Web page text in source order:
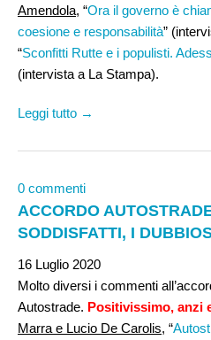
Amendola, “Ora il governo è
coesione e responsabilità”
“Sconfitti Rutte e i populisti.
(intervista a La Stampa).
Leggi tutto →
0 commenti
ACCORDO
SODDISFATTI, I
16 Luglio 2020
Molto diversi i commenti
Autostrade. Positivissimo, anzi
Marra e Lucio De Carolis, “